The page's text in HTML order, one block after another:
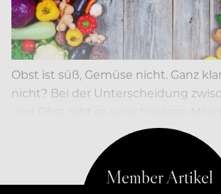
Obst ist süß, Gemüse nicht. Ganz
nicht? Bei der Unterscheidung
Zuordnung. Sie ist nicht eindeutig